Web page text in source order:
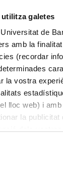
galetes
de
amb la
(recordar
la vostra
lloc web) i
la publicitat
de galetes